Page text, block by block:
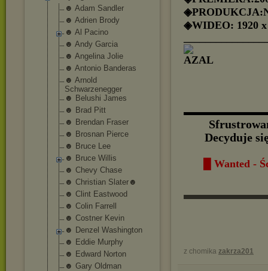
☻ Adam Sandler
☻ Adrien Brody
☻ Al Pacino
☻ Andy Garcia
☻ Angelina Jolie
☻ Antonio Banderas
☻ Arnold
Schwarzenegger
☻ Belushi James
☻ Brad Pitt
☻ Brendan Fraser
☻ Brosnan Pierce
☻ Bruce Lee
☻ Bruce Willis
☻ Chevy Chase
☻ Christian Slater☻
☻ Clint Eastwood
☻ Colin Farrell
☻ Costner Kevin
☻ Denzel Washington
☻ Eddie Murphy
☻ Edward Norton
☻ Gary Oldman
◈WIDEO: 1920 x
Decyduje
█ Wanted -
z chomika zakrza201